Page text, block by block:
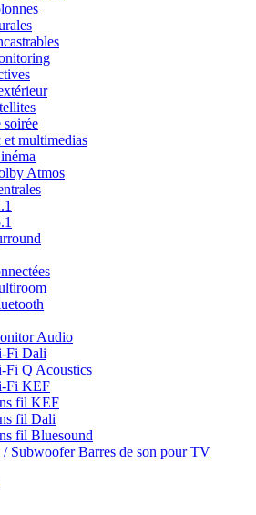
soirée
et multimedias
Atmos
Audio
Fi Dali
Fi Q Acoustics
Fi KEF
fil KEF
fil Dali
fil Bluesound
/ SubwooferBarres de son pour TV